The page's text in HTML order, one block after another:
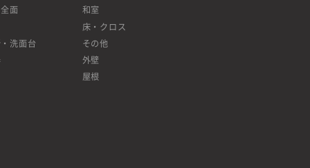
面
洗面台
和室
床・クロス
その他
外壁
屋根